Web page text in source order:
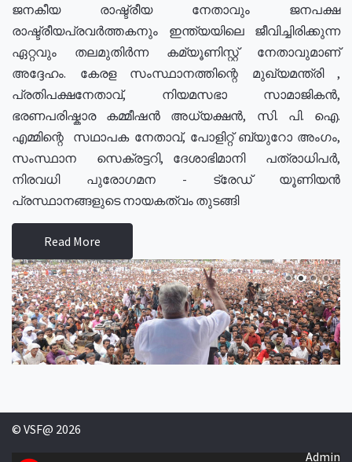
ജനകീയ രാഷ്ട്രീയ നേതാവും ജനപക്ഷ
രാഷ്ട്രീയപ്രവർത്തകനും ഇന്ത്യയിലെ ജീവിച്ചിരിക്കുന്ന
ഏറ്റവും തലമുതിർന്ന കമ്യൂണിസ്റ്റ് നേതാവുമാണ്
അദ്ദേഹം. കേരള സംസ്ഥാനത്തിന്റെ മുഖ്യമന്ത്രി ,
പ്രതിപക്ഷനേതാവ്, നിയമസഭാ സാമാജികൻ,
ഭരണപരിഷ്കാര കമ്മീഷൻ അധ്യക്ഷൻ, സി. പി. ഐ.
എമ്മിന്റെ സഥാപക നേതാവ്, പോളിറ്റ് ബ്യുറോ അംഗം,
സംസ്ഥാന സെക്രട്ടറി, ദേശാഭിമാനി പത്രാധിപർ,
നിരവധി പുരോഗമന - ട്രേഡ് യൂണിയൻ
പ്രസ്ഥാനങ്ങളുടെ നായകത്വം തുടങ്ങി
Read More
© VSF@ 2026
Admin